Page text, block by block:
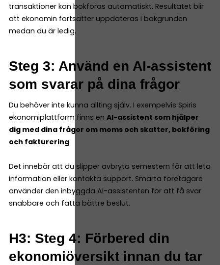
transaktioner kan bokföras automatiskt. Resultatet blir
att ekonomin fortsätter uppdateras i bakgrunden
medan du är ledig.
Steg 3: Använd en AI-assistent
som svarar på dina frågor
Du behöver inte kunna allting själv. I exempelvis Spiris
ekonomiplattform finns en AI-assistent som hjälper
dig med dina frågor om moms och skatter, bokföring
och fakturering
Det innebär att du slipper avbryta semestern för att leta
information eller kontakta support. Smarta företagare
använder den inbyggda AI-assistenten för att få svar
snabbare och fatta bättre beslut.
H3: Steg 4: Förbered din
ekonomiöversikt innan du tar